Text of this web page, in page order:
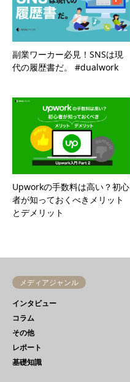
副業ワーカー必見！SNSは現
代の履歴書だ。 #dualwork
Upworkの手数料は高い？初心
者が知っておくべきメリット
とデメリット
メディアジャンル
インタビュー
コラム
その他
レポート
基礎知識